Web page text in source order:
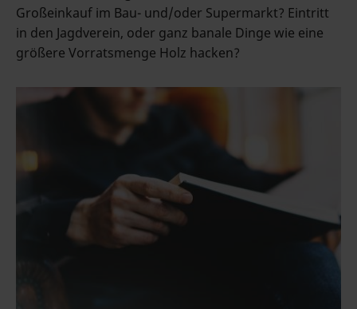
Großeinkauf im Bau- und/oder Supermarkt? Eintritt
in den Jagdverein, oder ganz banale Dinge wie eine
größere Vorratsmenge Holz hacken?